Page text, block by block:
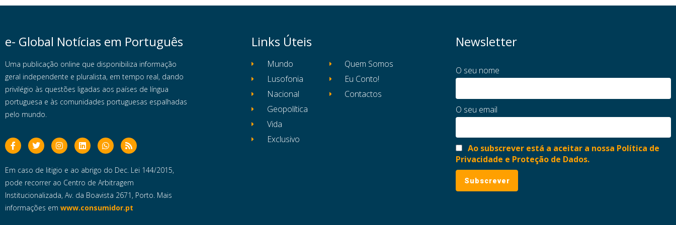
e- Global Notícias em Português
Uma publicação online que disponibiliza informação
geral independente e pluralista, em tempo real, dando
privilégio às questões ligadas aos países de língua
portuguesa e às comunidades portuguesas espalhadas
pelo mundo.
Em caso de litigio e ao abrigo do Dec. Lei 144/2015,
pode recorrer ao Centro de Arbitragem
Institucionalizada, Av. da Boavista 2671, Porto. Mais
informações em www.consumidor.pt
Links Úteis
Mundo
Lusofonia
Nacional
Geopolítica
Vida
Exclusivo
Quem Somos
Eu Conto!
Contactos
Newsletter
O seu nome
O seu email
Ao subscrever está a aceitar a nossa Política de
Privacidade e Proteção de Dados.